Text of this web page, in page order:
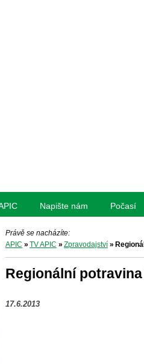
Napište nám Počasí
Právě se nacházíte:
APIC » TV APIC » Zpravodajství»
Regionální
17.6.2013